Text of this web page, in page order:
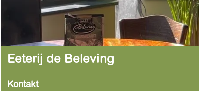
Eeterij de Beleving
Kontakt